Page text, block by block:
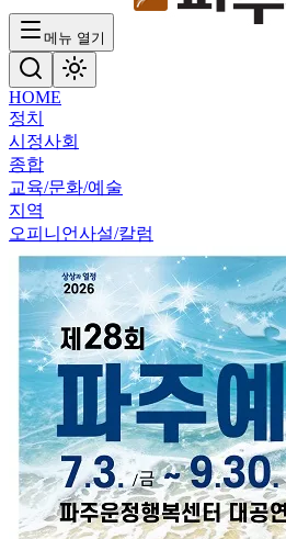
메뉴 열기
HOME
정치
시정사회
종합
교육/문화/예술
지역
오피니언사설/칼럼